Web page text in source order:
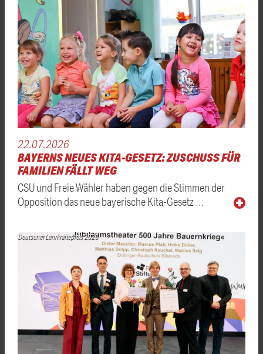
22.07.2026
BAYERNS NEUES KITA-GESETZ: ZUSCHUSS FÜR
FAMILIEN FÄLLT WEG
CSU und Freie Wähler haben gegen die Stimmen der
Opposition das neue bayerische Kita-Gesetz …
Deutscher Lehrkräftepreis 2026